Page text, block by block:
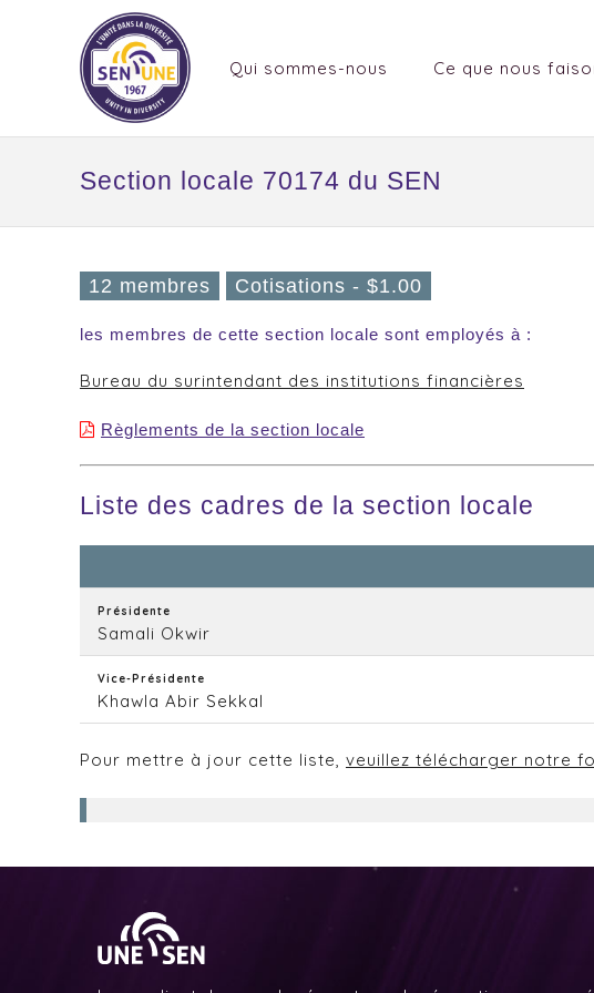
Qui sommes-nous Ce que nous
Section locale 70174 du SEN
12 membres Cotisations - $1.00
les membres de cette section locale sont employés à :
Bureau du surintendant des institutions financières
Règlements de la section locale
Liste des cadres de la section locale
Présidente
Samali Okwir
Vice-Présidente
Khawla Abir Sekkal
Pour mettre à jour cette liste, veuillez télécharger notre